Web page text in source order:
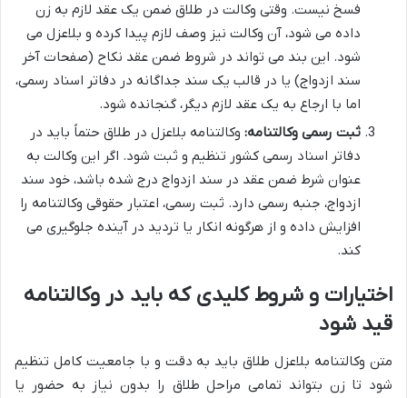
فسخ نیست. وقتی وکالت در طلاق ضمن یک عقد لازم به زن
داده می شود، آن وکالت نیز وصف لازم پیدا کرده و بلاعزل می
شود. این بند می تواند در شروط ضمن عقد نکاح (صفحات آخر
سند ازدواج) یا در قالب یک سند جداگانه در دفاتر اسناد رسمی،
اما با ارجاع به یک عقد لازم دیگر، گنجانده شود.
ثبت رسمی وکالتنامه: وکالتنامه بلاعزل در طلاق حتماً باید در
دفاتر اسناد رسمی کشور تنظیم و ثبت شود. اگر این وکالت به
عنوان شرط ضمن عقد در سند ازدواج درج شده باشد، خود سند
ازدواج، جنبه رسمی دارد. ثبت رسمی، اعتبار حقوقی وکالتنامه را
افزایش داده و از هرگونه انکار یا تردید در آینده جلوگیری می
کند.
اختیارات و شروط کلیدی که باید در وکالتنامه
قید شود
متن وکالتنامه بلاعزل طلاق باید به دقت و با جامعیت کامل تنظیم
شود تا زن بتواند تمامی مراحل طلاق را بدون نیاز به حضور یا